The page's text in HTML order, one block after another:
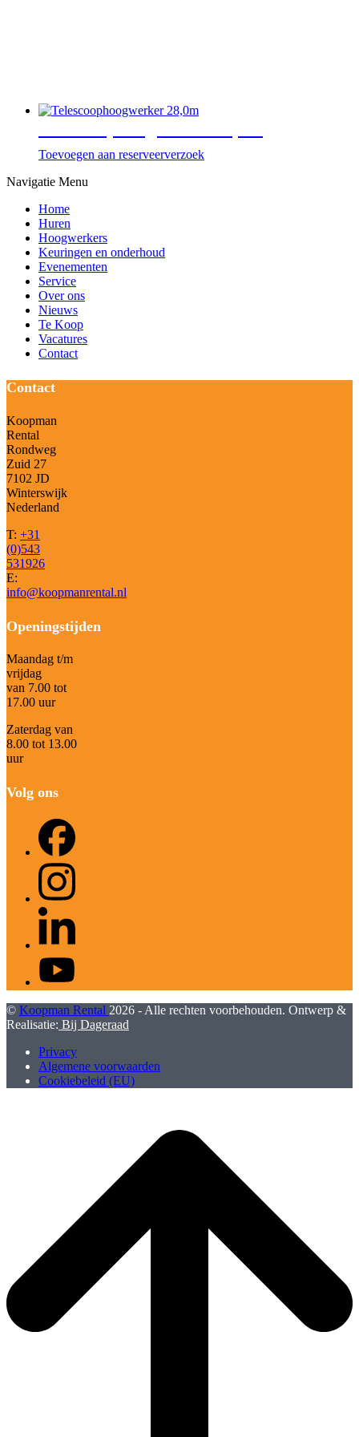
Toevoegen aan reserveerverzoek
Navigatie Menu
Home
Huren
Hoogwerkers
Keuringen en onderhoud
Evenementen
Service
Over ons
Nieuws
Te Koop
Vacatures
Contact
Contact
Koopman
Rental
Rondweg
Zuid 27
7102 JD
Winterswijk
Nederland
T: +31
(0)543
531926
E:
info@koopmanrental.nl
Openingstijden
Maandag t/m
vrijdag
van 7.00 tot
17.00 uur
Zaterdag van
8.00 tot 13.00
uur
Volg ons
Instagram
© Koopman Rental 2026 - Alle rechten voorbehouden. Ontwerp &
Realisatie: Bij Dageraad
Privacy
Algemene voorwaarden
Cookiebeleid (EU)